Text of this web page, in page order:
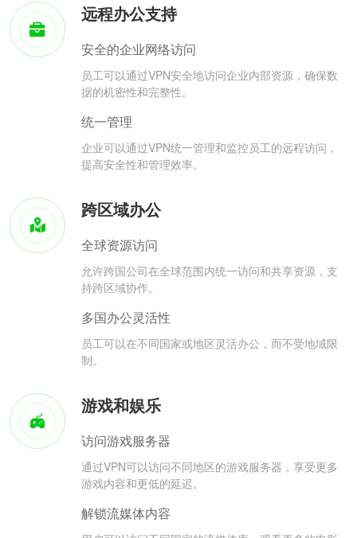
远程办公支持
安全的企业网络访问
员工可以通过VPN安全地访问企业内部资源，确保数
据的机密性和完整性。
统一管理
企业可以通过VPN统一管理和监控员工的远程访问，
提高安全性和管理效率。
跨区域办公
全球资源访问
允许跨国公司在全球范围内统一访问和共享资源，支
持跨区域协作。
多国办公灵活性
员工可以在不同国家或地区灵活办公，而不受地域限
制。
游戏和娱乐
访问游戏服务器
通过VPN可以访问不同地区的游戏服务器，享受更多
游戏内容和更低的延迟。
解锁流媒体内容